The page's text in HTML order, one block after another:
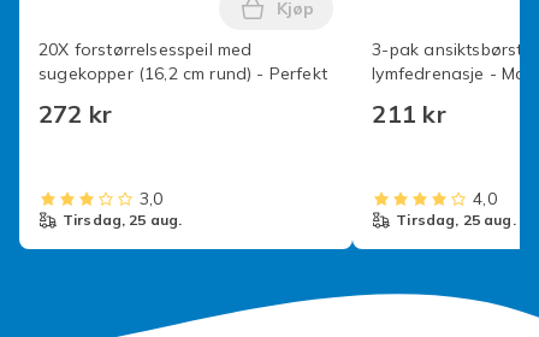
20X forstørrelsesspeil med
sugekopper (16,2 cm rund) - Perfekt
272 kr
Legg 20X forstørrelsesspeil
Kjøp
3,0
tirsdag, 25 aug.
3-pak ansiktsbørste
lymfedrenasje -
tørrbørsting -FA-
211 kr
4,0
tirsdag, 25 aug.